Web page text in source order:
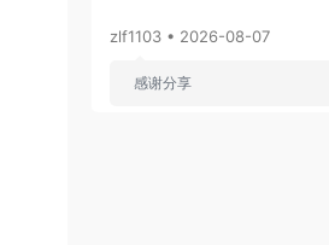
zlf1103 • 2026-08-07
感谢分享